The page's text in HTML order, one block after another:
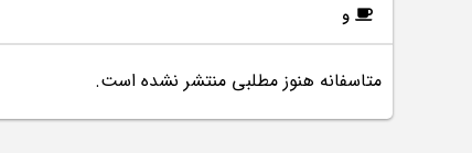
سمینار تهران 96
و
متاسفانه هنوز مطلبی منتشر نشده است.